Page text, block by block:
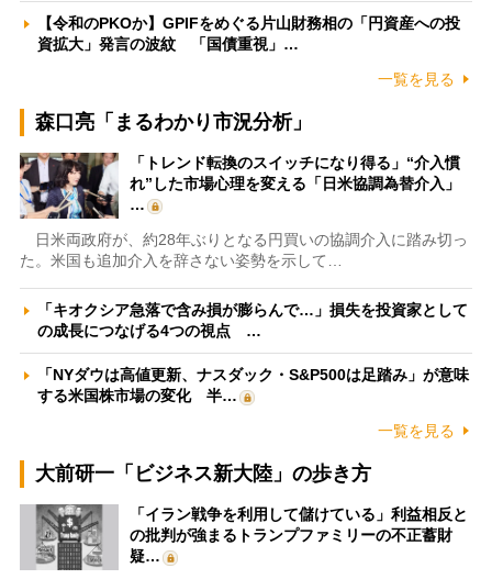
【令和のPKOか】GPIFをめぐる片山財務相の「円資産への投
資拡大」発言の波紋 「国債重視」…
一覧を見る
森口亮「まるわかり市況分析」
「トレンド転換のスイッチになり得る」“介入慣
れ”した市場心理を変える「日米協調為替介入」
…
日米両政府が、約28年ぶりとなる円買いの協調介入に踏み切っ
た。米国も追加介入を辞さない姿勢を示して…
「キオクシア急落で含み損が膨らんで…」損失を投資家として
の成長につなげる4つの視点 …
「NYダウは高値更新、ナスダック・S&P500は足踏み」が意味
する米国株市場の変化 半…
一覧を見る
大前研一「ビジネス新大陸」の歩き方
「イラン戦争を利用して儲けている」利益相反と
の批判が強まるトランプファミリーの不正蓄財
疑…